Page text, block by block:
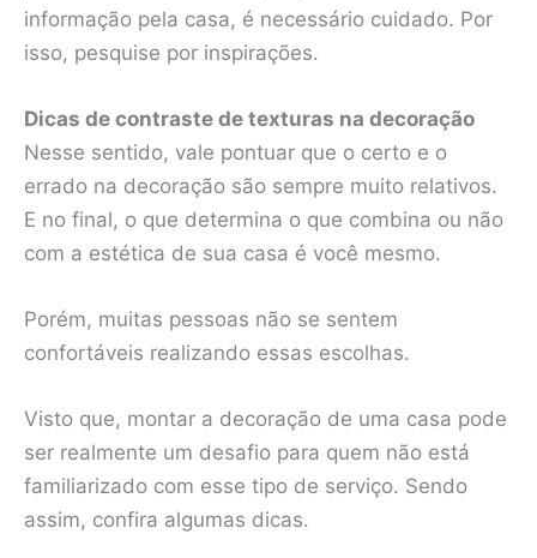
informação pela casa, é necessário cuidado. Por
isso, pesquise por inspirações.
Dicas de contraste de texturas na decoração
Nesse sentido, vale pontuar que o certo e o
errado na decoração são sempre muito relativos.
E no final, o que determina o que combina ou não
com a estética de sua casa é você mesmo.
Porém, muitas pessoas não se sentem
confortáveis realizando essas escolhas.
Visto que, montar a decoração de uma casa pode
ser realmente um desafio para quem não está
familiarizado com esse tipo de serviço. Sendo
assim, confira algumas dicas.